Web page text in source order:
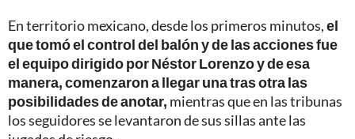
En territorio mexicano, desde los primeros minutos,el
que tomó el control del balón y de las acciones fue
el equipo dirigido por Néstor Lorenzo y de esa
manera, comenzaron a llegar una tras otra las
posibilidades de anotar, mientras que en las tribunas
los seguidores se levantaron de sus sillas ante las